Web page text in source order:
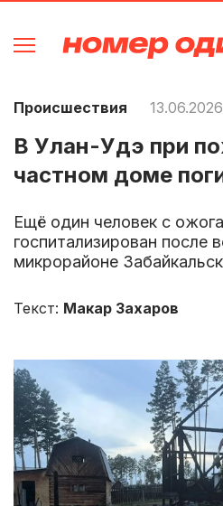
Происшествия
В Улан-Удэ при
частном доме
Ещё один человек с
госпитализирован после
микрорайоне
Текст: Макар Захаров